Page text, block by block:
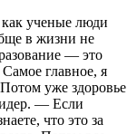
ученые люди
в жизни не
— это
главное, я
уже здоровье
— Если
что это за